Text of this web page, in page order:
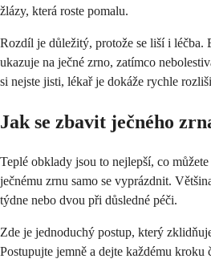
žlázy, která roste pomalu.
Rozdíl je důležitý, protože se liší i léčba.
ukazuje na ječné zrno, zatímco
si nejste jisti, lékař je dokáže rychle
Jak se zbavit ječného
Teplé obklady jsou to nejlepší, co
ječnému zrnu samo se vyprázdnit.
týdne nebo dvou při důsledné péči.
Zde je jednoduchý postup, který
Postupujte jemně a dejte každému kroku